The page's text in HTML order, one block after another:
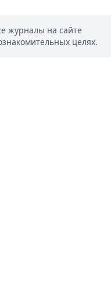
журналы на сайте
целях.